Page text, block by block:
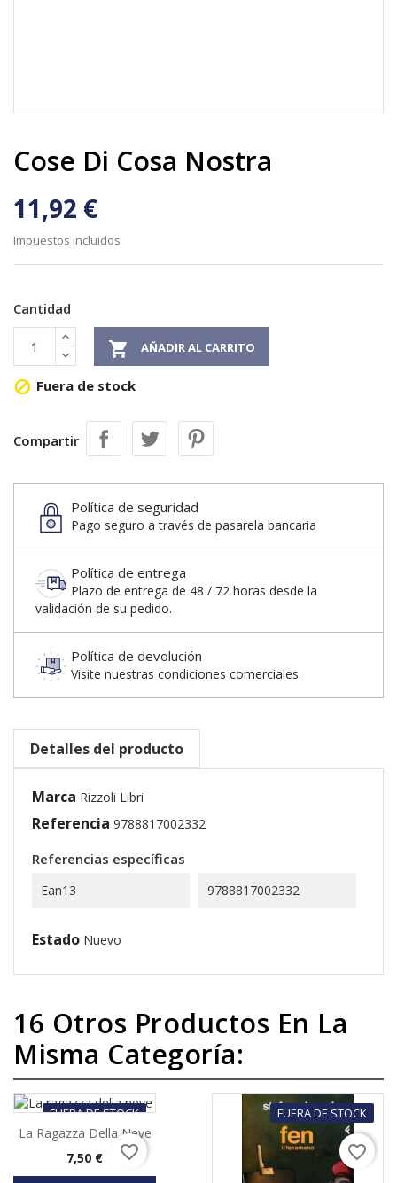
Cose Di Cosa Nostra
11,92 €
Impuestos incluidos
Cantidad
 AÑADIR AL CARRITO
 Fuera de stock
Compartir
Política de seguridad
Pago seguro a través de pasarela bancaria
Política de entrega
Plazo de entrega de 48 / 72 horas desde la
validación de su pedido.
Política de devolución
Visite nuestras condiciones comerciales.
Detalles del producto
Marca Rizzoli Libri
Referencia 9788817002332
Referencias específicas
Ean13 9788817002332
Estado Nuevo
16 Otros Productos En La
Misma Categoría:
FUERA DE STOCK
La Ragazza Della Neve
Precio
7,50 € favorite_border
FUERA DE STOCK
favorite_border